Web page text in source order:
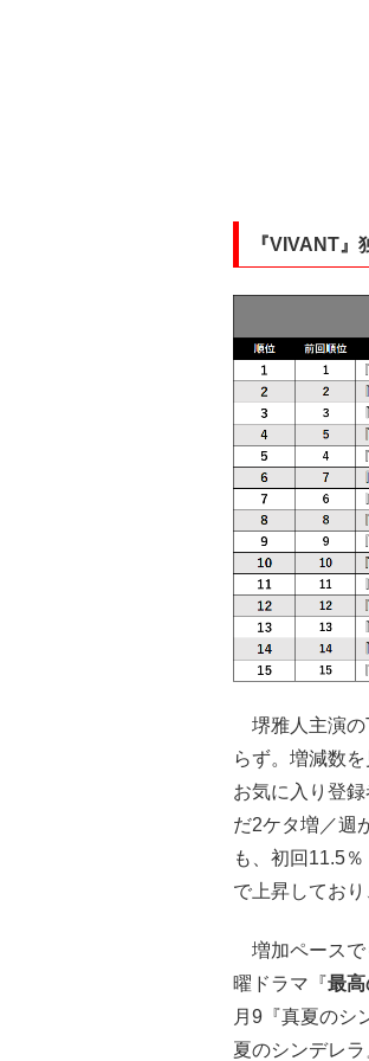
『VIVANT
堺雅人主演の
らず。増減数
お気に入り登
だ2ケタ増／週
も、初回11.5
で上昇しており
増加ペースで
曜ドラマ『最
月9『真夏のシ
夏のシンデレ